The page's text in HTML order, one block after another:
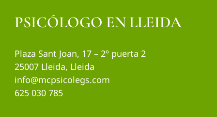
PSICÓLOGO EN LLEIDA
Plaza Sant Joan, 17 – 2º puerta 2
25007 Lleida, Lleida
info@mcpsicolegs.com
625 030 785